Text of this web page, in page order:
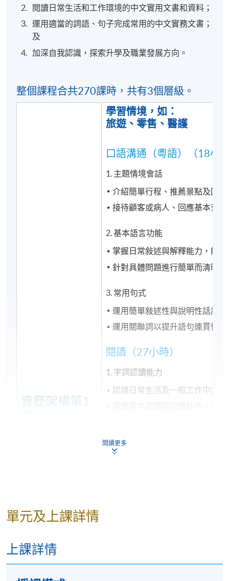
閱讀日常生活和工作環境的中文實用文書和資料；
運用適當的詞語、句子完成常用的中文實務文書；
及
加深自我認識，探索升學及職業發展方向。
整個課程合共270課時，共有3個層級。
資歷架構第1
學習情境，如：
旅遊、零售、醫護
口語溝通（粵語）（18小
1. 主題情境會話
介紹簡單行程、推薦景點及回
接待顧客或病人、回應基本查
2. 基本語言功能
掌握日常敍述與解釋能力，能
針對具體問題進行簡單而清晰的
3. 常用句式
運用簡單敍述性與說明性話語
運用關聯詞以提升語句連貫性
閱讀（27小時）
1. 字詞認讀能力
認讀日常生活及一般工作中常用
閱讀簡短的敍述性與說明性文
寫作（20小時）
閱讀更多
單元及上課詳情
上課詳情